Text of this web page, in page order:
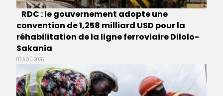
RDC : le gouvernement adopte une
convention de 1,258 milliard USD pour la
réhabilitation de la ligne ferroviaire Dilolo-
Sakania
03 AOÛ 2026